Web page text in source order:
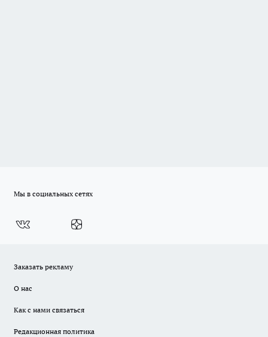
Мы в социальных сетях
Заказать рекламу
О нас
Как с нами связаться
Редакционная политика